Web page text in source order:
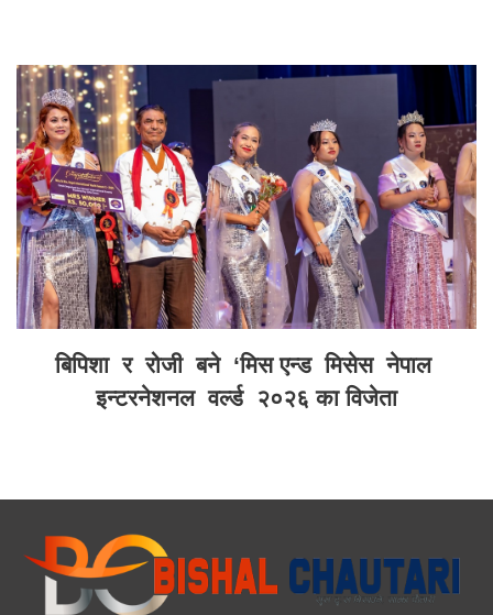
बिपिशा र रोजी बने ‘मिस एन्ड मिसेस नेपाल
इन्टरनेशनल वर्ल्ड २०२६ का विजेता